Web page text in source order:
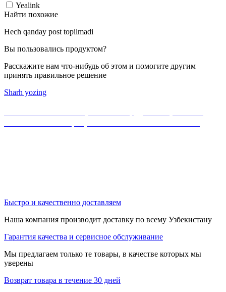
Yealink
Найти похожие
Hech qanday post topilmadi
Вы пользовались продуктом?
Расскажите нам что-нибудь об этом и помогите другим
принять правильное решение
Sharh yozing
Быстро и качественно доставляем
Наша компания производит доставку по всему Узбекистану
Гарантия качества и сервисное обслуживание
Мы предлагаем только те товары, в качестве которых мы
уверены
Возврат товара в течение 30 дней